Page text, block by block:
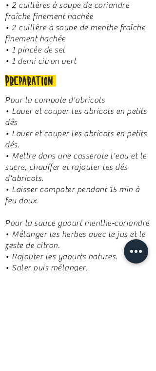
• 2 cuillères à soupe de coriandre
fraîche finement hachée
• 2 cuillère à soupe de menthe fraîche
finement hachée
• 1 pincée de sel
• 1 demi citron vert
Préparation
Pour la compote d'abricots
• Laver et couper les abricots en petits
dés
• Laver et couper les abricots en petits
dés.
• Mettre dans une casserole l'eau et le
sucre, chauffer et rajouter les dés
d'abricots.
• Laisser compoter pendant 15 min à
feu doux.
Pour la sauce yaourt menthe-coriandre
• Mélanger les herbes avec le jus et le
zeste de citron.
• Rajouter les yaourts natures.
• Saler puis mélanger.